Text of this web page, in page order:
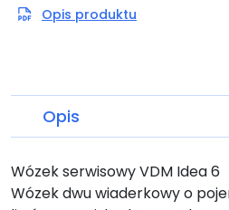
Opis produktu
Opis
Wózek serwisowy VDM Idea 6
Wózek dwu wiaderkowy o